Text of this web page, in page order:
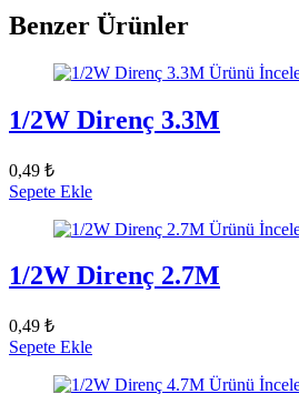
Benzer Ürünler
Ürünü
1/2W Direnç 3.3M
0,49 ₺
Sepete Ekle
Ürünü
1/2W Direnç 2.7M
0,49 ₺
Sepete Ekle
Ürünü